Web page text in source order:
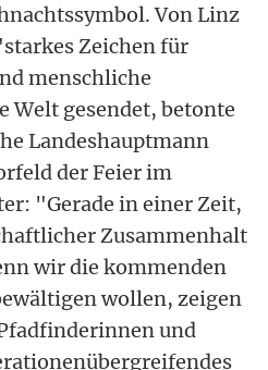
Von Linz
Zeichen für
menschliche
Welt gesendet, betonte
Landeshauptmann
der Feier im
"Gerade in einer Zeit,
Zusammenhalt
wir die kommenden
wollen, zeigen
und